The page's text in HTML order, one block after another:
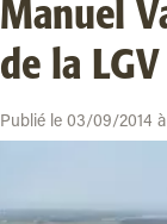
Manuel
de la LGV
Publié le 03/09/2014